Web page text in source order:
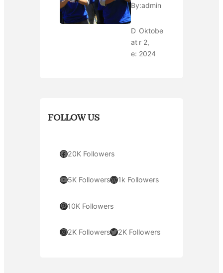
By:admin
D
at
e:
Oktobe
r 2,
2024
FOLLOW US
Facebook 20K Followers
YouTube 5K FollowersWordPress 1k Followers
Pinterest 10K Followers
Instagram 2K FollowersTwitter 2K Followers